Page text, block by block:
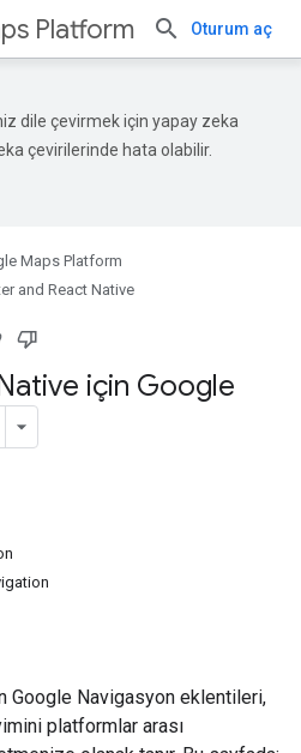
Platform Oturum aç
dile çevirmek için yapay zeka
çevirilerinde hata olabilir.
Maps Platform
and React Native
için Google
Google Navigasyon eklentileri,
platformlar arası